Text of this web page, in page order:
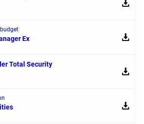
Ex
Total Security